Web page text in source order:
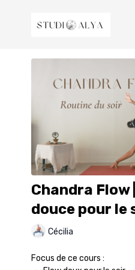
Chandra Flow
douce pour le
Cécilia
Focus de ce cours :